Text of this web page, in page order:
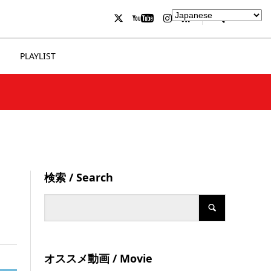
PLAYLIST
検索 / Search
オススメ動画 / Movie